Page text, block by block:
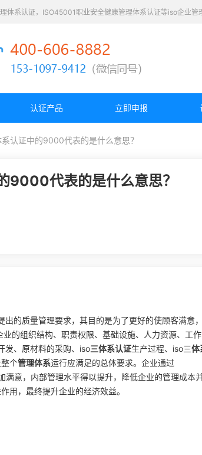
系认证，ISO45001职业安全健康管理体系认证等iso企业管
认证产品 立即申报
认证中的9000代表的是什么意思？
9000代表的是什么意思？
的质量管理要求，其目的是为了更好的使顾客满意，
的组织结构、职责权限、基础设施、人力资源、工作
发、原材料的采购、iso三体系认证生产过程、iso三体
个管理体系运行应满足的总体要求。企业通过
意，内部管理水平得以提升，降低企业的管理成本
用，最终提升企业的经济效益。